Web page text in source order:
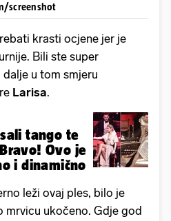
screenshot
krasti ocjene jer je
Bili ste super
u tom smjeru
Larisa.
tango te
Ovo je
i dinamično
leži ovaj ples, bilo je
mrvicu ukočeno. Gdje god